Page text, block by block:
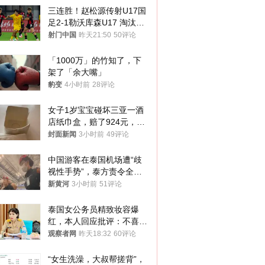
三连胜！赵松源传射U17国
足2-1勒沃库森U17 淘汰赛
将战河床
射门中国 昨天21:50 50评论
「1000万」的竹知了，下
架了「余大嘴」
豹变 4小时前 28评论
女子1岁宝宝碰坏三亚一酒
店纸巾盒，赔了924元，发
帖吐槽后酒店退还一半的
封面新闻 3小时前 49评论
中国游客在泰国机场遭“歧
视性手势”，泰方责令全面
调查，对责任人采取最严厉
新黄河 3小时前 51评论
泰国女公务员精致妆容爆
红，本人回应批评：不喜欢
就别看
观察者网 昨天18:32 60评论
“女生洗澡，大叔帮搓背”，